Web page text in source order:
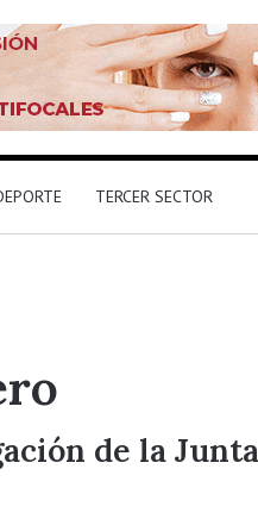
TERCER SECTOR
de la